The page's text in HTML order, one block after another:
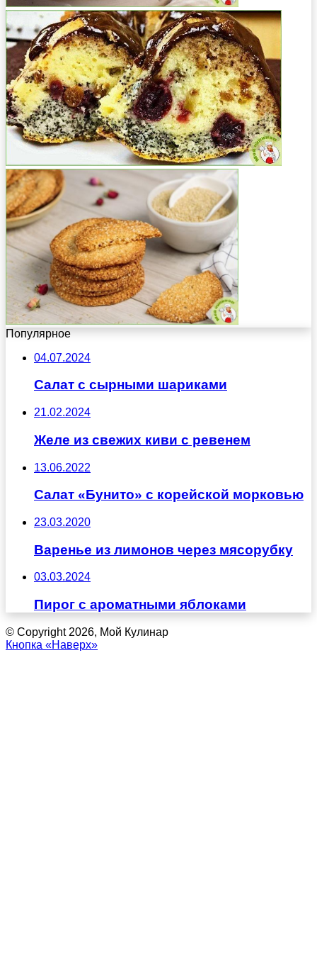
Популярное
04.07.2024
Салат с сырными шариками
21.02.2024
Желе из свежих киви с ревенем
13.06.2022
Салат «Бунито» с корейской морковью
23.03.2020
Варенье из лимонов через мясорубку
03.03.2024
Пирог с ароматными яблоками
© Copyright 2026, Мой Кулинар
Кнопка «Наверх»